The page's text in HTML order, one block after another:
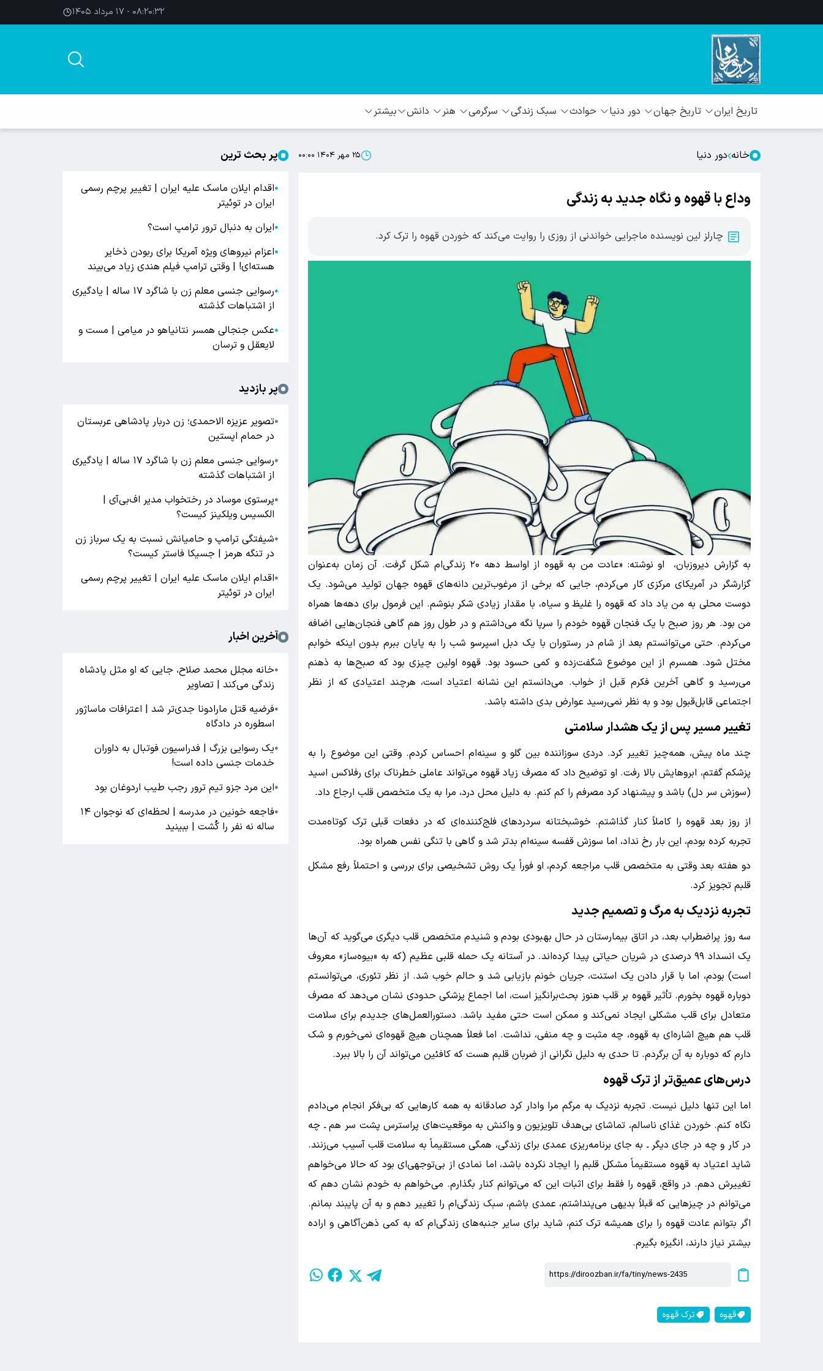
۰۸:۲۰:۳۳ - ۱۷ مرداد ۱۴۰۵
تاریخ ایران تاریخ جهان دور دنیا حوادث سبک زندگی سرگرمی هنر دانش بیشتر
خانه دور دنیا ۲۵ مهر ۱۴۰۴ ۰۰:۰۰
وداع با قهوه و نگاه جدید به زندگی
چارلز لین نویسنده ماجرایی خواندنی از روزی را روایت می‌کند که خوردن قهوه را ترک کرد.
به گزارش دیروزبان، او نوشته:‌ «عادت من به قهوه از اواسط دهه ۲۰ زندگی‌ام شکل گرفت. آن زمان به‌عنوان
گزارشگر در آمریکای مرکزی کار می‌کردم، جایی که برخی از مرغوب‌ترین دانه‌های قهوه جهان تولید می‌شود. یک
دوست محلی به من یاد داد که قهوه را غلیظ و سیاه، با مقدار زیادی شکر بنوشم. این فرمول برای دهه‌ها همراه
من بود. هر روز صبح با یک فنجان قهوه خودم را سرپا نگه می‌داشتم و در طول روز هم گاهی فنجان‌هایی اضافه
می‌کردم. حتی می‌توانستم بعد از شام در رستوران با یک دبل اسپرسو شب را به پایان ببرم بدون اینکه خوابم
مختل شود. همسرم از این موضوع شگفت‌زده و کمی حسود بود. قهوه اولین چیزی بود که صبح‌ها به ذهنم
می‌رسید و گاهی آخرین فکرم قبل از خواب. می‌دانستم این نشانه اعتیاد است، هرچند اعتیادی که از نظر
اجتماعی قابل‌قبول بود و به نظر نمی‌رسید عوارض بدی داشته باشد.
تغییر مسیر پس از یک هشدار سلامتی
چند ماه پیش، همه‌چیز تغییر کرد. دردی سوزاننده بین گلو و سینه‌ام احساس کردم. وقتی این موضوع را به
پزشکم گفتم، ابروهایش بالا رفت. او توضیح داد که مصرف زیاد قهوه می‌تواند عاملی خطرناک برای رفلاکس اسید
(سوزش سر دل) باشد و پیشنهاد کرد مصرفم را کم کنم. به دلیل محل درد، مرا به یک متخصص قلب ارجاع داد.
از روز بعد قهوه را کاملاً کنار گذاشتم. خوشبختانه سردردهای فلج‌کننده‌ای که در دفعات قبلی ترک کوتاه‌مدت
تجربه کرده بودم، این بار رخ نداد، اما سوزش قفسه سینه‌ام بدتر شد و گاهی با تنگی نفس همراه بود.
دو هفته بعد وقتی به متخصص قلب مراجعه کردم، او فوراً یک روش تشخیصی برای بررسی و احتملاً رفع مشکل
قلبم تجویز کرد.
تجربه نزدیک به مرگ و تصمیم جدید
سه روز پراضطراب بعد، در اتاق بیمارستان در حال بهبودی بودم و شنیدم متخصص قلب دیگری می‌گوید که آن‌ها
یک انسداد ۹۹ درصدی در شریان حیاتی پیدا کرده‌اند. در آستانه یک حمله قلبی عظیم (که به «بیوه‌ساز» معروف
است) بودم، اما با قرار دادن یک استنت، جریان خونم بازیابی شد و حالم خوب شد. از نظر تئوری، می‌توانستم
دوباره قهوه بخورم. تأثیر قهوه بر قلب هنوز بحث‌برانگیز است، اما اجماع پزشکی حدودی نشان می‌دهد که مصرف
متعادل برای قلب مشکلی ایجاد نمی‌کند و ممکن است حتی مفید باشد. دستورالعمل‌های جدیدم برای سلامت
قلب هم هیچ اشاره‌ای به قهوه، چه مثبت و چه منفی، نداشت. اما فعلاً همچنان هیچ قهوه‌ای نمی‌خورم و شک
دارم که دوباره به آن برگردم. تا حدی به دلیل نگرانی از ضربان قلبم هست که کافئین می‌تواند آن را بالا ببرد.
درس‌های عمیق‌تر از ترک قهوه
اما این تنها دلیل نیست. تجربه نزدیک به مرگم مرا وادار کرد صادقانه به همه کارهایی که بی‌فکر انجام می‌دادم
نگاه کنم. خوردن غذای ناسالم، تماشای بی‌هدف تلویزیون و واکنش به موقعیت‌های پراسترس پشت سر هم ـ چه
در کار و چه در جای دیگر ـ به جای برنامه‌ریزی عمدی برای زندگی، همگی مستقیماً به سلامت قلب آسیب می‌زنند.
شاید اعتیاد به قهوه مستقیماً مشکل قلبم را ایجاد نکرده باشد، اما نمادی از بی‌توجهی‌ای بود که حالا می‌خواهم
تغییرش دهم. در واقع، قهوه را فقط برای اثبات این که می‌توانم کنار بگذارم. می‌خواهم به خودم نشان دهم که
می‌توانم در چیزهایی که قبلاً بدیهی می‌پنداشتم، عمدی باشم، سبک زندگی‌ام را تغییر دهم و به آن پایبند بمانم.
اگر بتوانم عادت قهوه را برای همیشه ترک کنم، شاید برای سایر جنبه‌های زندگی‌ام که به کمی ذهن‌آگاهی و اراده
بیشتر نیاز دارند، انگیزه بگیرم.
قهوه ترک قهوه
پر بحث ترین
●اقدام ایلان ماسک علیه ایران | تغییر پرچم رسمی
ایران در توئیتر
●ایران به دنبال ترور ترامپ است؟
●اعزام نیروهای ویژه آمریکا برای ربودن ذخایر
هسته‌ای! | وقتی ترامپ فیلم هندی زیاد می‌بیند
●
رسوایی جنسی معلم زن با شاگرد ۱۷ ساله | یادگیری
از اشتباهات گذشته
●عکس جنجالی همسر نتانیاهو در میامی | مست و
لایعقل و ترسان
پر بازدید
●تصویر عزیزه الاحمدی؛ زن دربار پادشاهی عربستان
در حمام اپستین
●
رسوایی جنسی معلم زن با شاگرد ۱۷ ساله | یادگیری
از اشتباهات گذشته
●پرستوی موساد در رختخواب مدیر اف‌بی‌آی |
الکسیس ویلکینز کیست؟
●شیفتگی ترامپ و حامیانش نسبت به یک سرباز زن
در تنگه هرمز | جسیکا فاستر کیست؟
●اقدام ایلان ماسک علیه ایران | تغییر پرچم رسمی
ایران در توئیتر
آخرین اخبار
●خانه مجلل محمد صلاح، جایی که او مثل پادشاه
زندگی می‌کند | تصاویر
●فرضیه قتل مارادونا جدی‌تر شد | اعترافات ماساژور
اسطوره در دادگاه
●یک رسوایی بزرگ | فدراسیون فوتبال به داوران
خدمات جنسی داده است!
●این مرد جزو تیم ترور رجب طیب اردوغان بود
●
فاجعه خونین در مدرسه | لحظه‌ای که نوجوان ۱۴
ساله نه نفر را کُشت | ببینید